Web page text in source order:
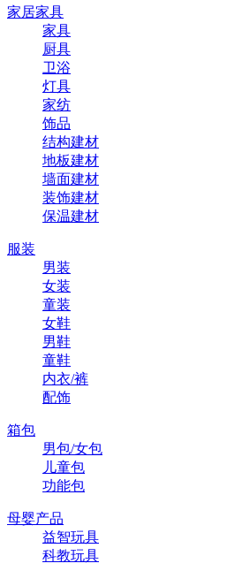
家居家具
家具
厨具
卫浴
灯具
家纺
饰品
结构建材
地板建材
墙面建材
装饰建材
保温建材
服装
男装
女装
童装
女鞋
男鞋
童鞋
内衣/裤
配饰
箱包
男包/女包
儿童包
功能包
母婴产品
益智玩具
科教玩具